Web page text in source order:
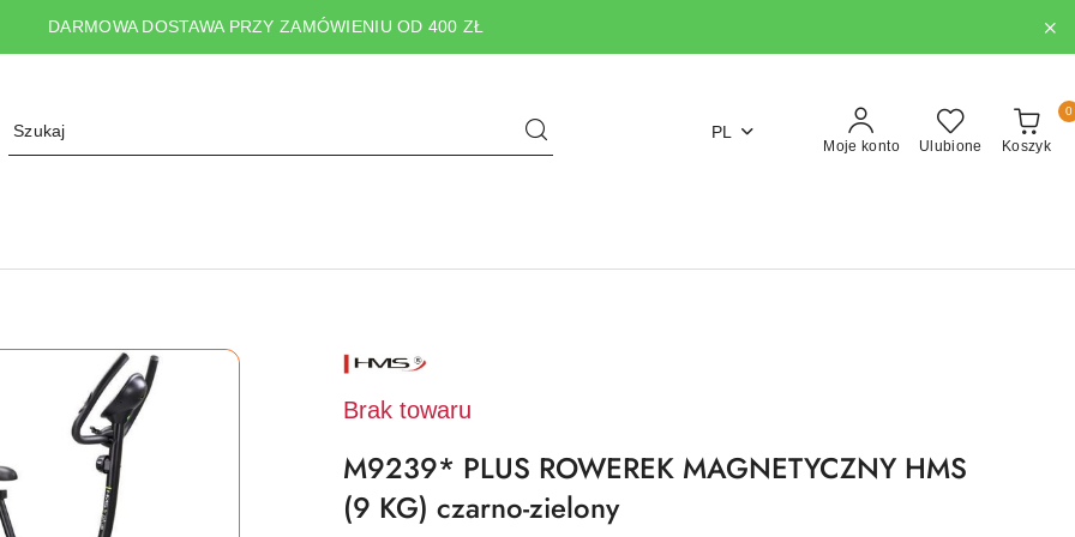
DARMOWA DOSTAWA PRZY ZAMÓWIENIU OD 400 ZŁ
PL
Moje konto Ulubione Koszyk
0
NAZWA
PRODUCENTA:
Brak towaru
M9239* PLUS ROWEREK MAGNETYCZNY HMS
(9 KG) czarno-zielony